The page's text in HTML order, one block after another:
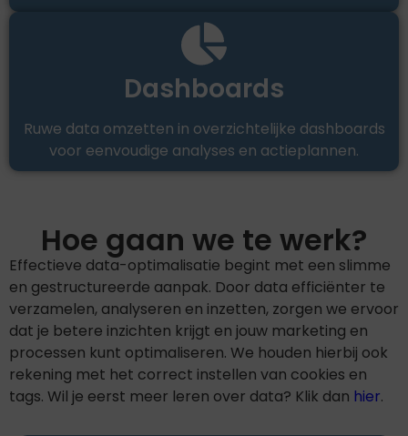
Dashboards
Ruwe data omzetten in overzichtelijke dashboards
voor eenvoudige analyses en actieplannen.
Hoe gaan we te werk?
Effectieve data-optimalisatie begint met een slimme
en gestructureerde aanpak. Door data efficiënter te
verzamelen, analyseren en inzetten, zorgen we ervoor
dat je betere inzichten krijgt en jouw marketing en
processen kunt optimaliseren. We houden hierbij ook
rekening met het correct instellen van cookies en
tags. Wil je eerst meer leren over data? Klik dan hier.